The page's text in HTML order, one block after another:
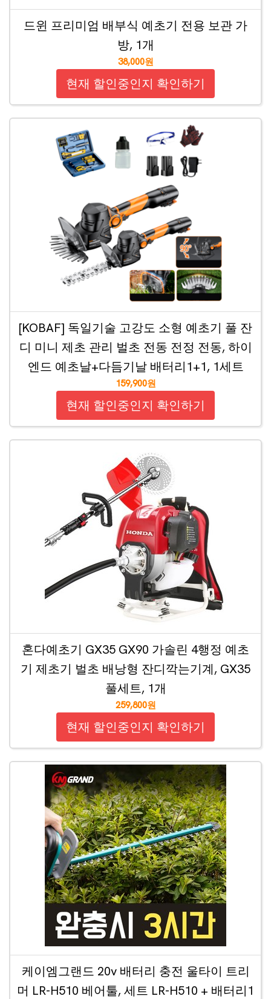
드윈 프리미엄 배부식 예초기 전용 보관 가
방, 1개
38,000원
현재 할인중인지 확인하기
[KOBAF] 독일기술 고강도 소형 예초기 풀 잔
디 미니 제초 관리 벌초 전동 전정 전동, 하이
엔드 예초날+다듬기날 배터리1+1, 1세트
159,900원
현재 할인중인지 확인하기
혼다예초기 GX35 GX90 가솔린 4행정 예초
기 제초기 벌초 배낭형 잔디깍는기계, GX35
풀세트, 1개
259,800원
현재 할인중인지 확인하기
케이엠그랜드 20v 배터리 충전 울타이 트리
머 LR-H510 베어툴, 세트 LR-H510 + 배터리1